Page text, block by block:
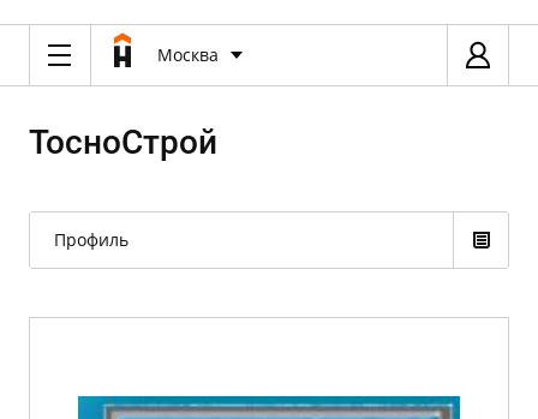
Москва
ТосноСтрой
Профиль